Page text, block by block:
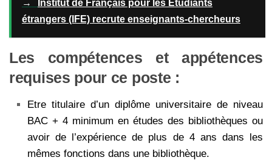
→
Institut de Français pour les Étudiants
étrangers (IFE) recrute enseignants-chercheurs
Les compétences et appétences
requises pour ce poste :
Etre titulaire d’un diplôme universitaire de niveau
BAC + 4 minimum en études des bibliothèques ou
avoir de l’expérience de plus de 4 ans dans les
mêmes fonctions dans une bibliothèque.